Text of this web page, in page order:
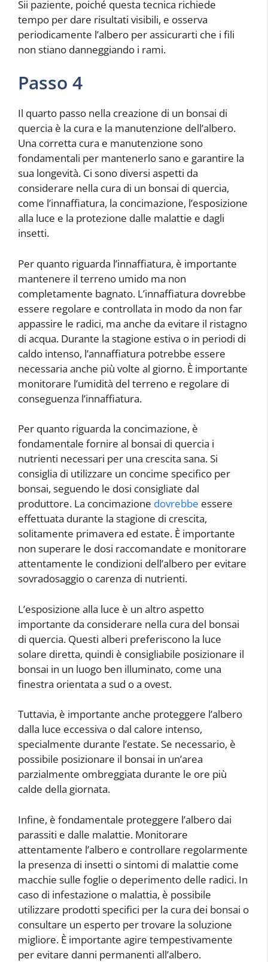
Sii paziente, poiché questa tecnica richiede
tempo per dare risultati visibili, e osserva
periodicamente l’albero per assicurarti che i fili
non stiano danneggiando i rami.
Passo 4
Il quarto passo nella creazione di un bonsai di
quercia è la cura e la manutenzione dell’albero.
Una corretta cura e manutenzione sono
fondamentali per mantenerlo sano e garantire la
sua longevità. Ci sono diversi aspetti da
considerare nella cura di un bonsai di quercia,
come l’innaffiatura, la concimazione, l’esposizione
alla luce e la protezione dalle malattie e dagli
insetti.
Per quanto riguarda l’innaffiatura, è importante
mantenere il terreno umido ma non
completamente bagnato. L’innaffiatura dovrebbe
essere regolare e controllata in modo da non far
appassire le radici, ma anche da evitare il ristagno
di acqua. Durante la stagione estiva o in periodi di
caldo intenso, l’annaffiatura potrebbe essere
necessaria anche più volte al giorno. È importante
monitorare l’umidità del terreno e regolare di
conseguenza l’innaffiatura.
Per quanto riguarda la concimazione, è
fondamentale fornire al bonsai di quercia i
nutrienti necessari per una crescita sana. Si
consiglia di utilizzare un concime specifico per
bonsai, seguendo le dosi consigliate dal
produttore. La concimazione dovrebbe essere
effettuata durante la stagione di crescita,
solitamente primavera ed estate. È importante
non superare le dosi raccomandate e monitorare
attentamente le condizioni dell’albero per evitare
sovradosaggio o carenza di nutrienti.
L’esposizione alla luce è un altro aspetto
importante da considerare nella cura del bonsai
di quercia. Questi alberi preferiscono la luce
solare diretta, quindi è consigliabile posizionare il
bonsai in un luogo ben illuminato, come una
finestra orientata a sud o a ovest.
Tuttavia, è importante anche proteggere l’albero
dalla luce eccessiva o dal calore intenso,
specialmente durante l’estate. Se necessario, è
possibile posizionare il bonsai in un’area
parzialmente ombreggiata durante le ore più
calde della giornata.
Infine, è fondamentale proteggere l’albero dai
parassiti e dalle malattie. Monitorare
attentamente l’albero e controllare regolarmente
la presenza di insetti o sintomi di malattie come
macchie sulle foglie o deperimento delle radici. In
caso di infestazione o malattia, è possibile
utilizzare prodotti specifici per la cura dei bonsai o
consultare un esperto per trovare la soluzione
migliore. È importante agire tempestivamente
per evitare danni permanenti all’albero.